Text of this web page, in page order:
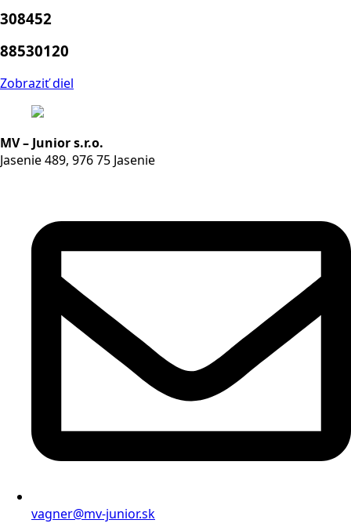
308452
88530120
Zobraziť diel
MV – Junior s.r.o.
Jasenie 489, 976 75 Jasenie
vagner@mv-junior.sk